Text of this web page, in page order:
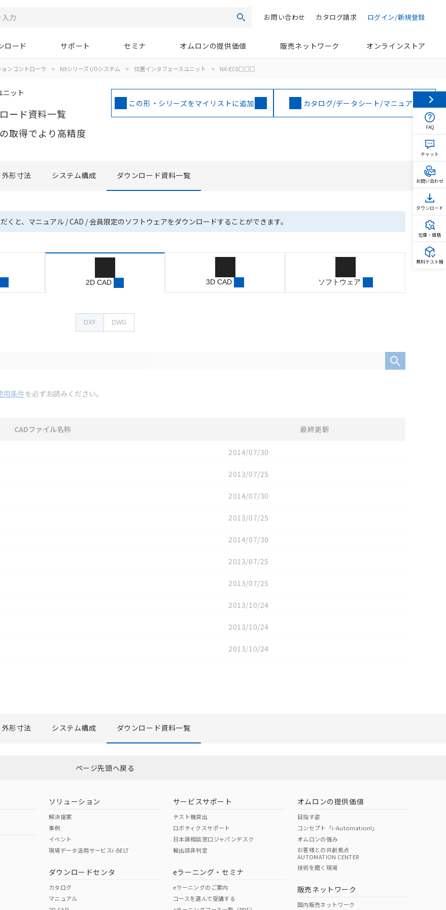
検索 ログイン/新規登録
カタログ請求
お問い合わせ
ロード サポート セミナ オムロンの提供価値 販売ネットワーク オンラインストア
ンコントローラ > NXシリーズ I/Oシステム > 位置インタフェースユニット > NX-EC0□□□
ット
ード資料一覧
取得でより高精度
この形・シリーズをマイリストに追加 カタログ/データシート/マニュアル
外形寸法 システム構成 ダウンロード資料一覧
くと、マニュアル / CAD / 会員限定のソフトウェアをダウンロードすることができます。
2D CAD 3D CAD ソフトウェア
DXF DWG
用条件を必ずお読みください。
CADファイル名称 最終更新
2014/07/30
2013/07/25
2014/07/30
2013/07/25
2014/07/30
2013/07/25
2013/07/25
2013/10/24
2013/10/24
2013/10/24
0 選択したファイルを一括ダウンロード
外形寸法 システム構成 ダウンロード資料一覧
ページ先頭へ戻る
ソリューション
解決提案
事例
イベント
現場データ活用サービスi-BELT
ダウンロードセンタ
カタログ
マニュアル
サービスサポート
テスト機貸出
ロボティクスサポート
日本語相談窓口ジャパンデスク
輸出該非判定
eラーニング・セミナ
eラーニングのご案内
コースを選んで受講する
オムロンの提供価値
目指す姿
コンセプト「i-Automation!」
オムロンの強み
お客様との共創拠点
AUTOMATION CENTER
技術を磨く現場
販売ネットワーク
国内販売ネットワーク
FAQ
チャット
お問い合わせ
ダウンロード
在庫・価格
無料テスト機